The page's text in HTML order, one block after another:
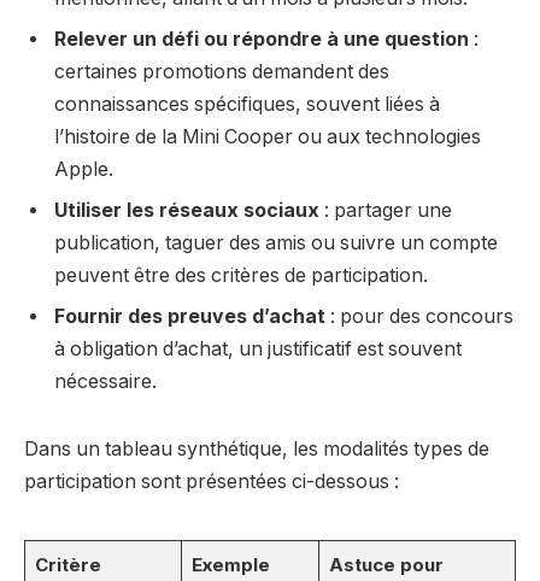
Relever un défi ou répondre à une question :
certaines promotions demandent des
connaissances spécifiques, souvent liées à
l’histoire de la Mini Cooper ou aux technologies
Apple.
Utiliser les réseaux sociaux : partager une
publication, taguer des amis ou suivre un compte
peuvent être des critères de participation.
Fournir des preuves d’achat : pour des concours
à obligation d’achat, un justificatif est souvent
nécessaire.
Dans un tableau synthétique, les modalités types de
participation sont présentées ci-dessous :
Critère
Exemple
Astuce pour